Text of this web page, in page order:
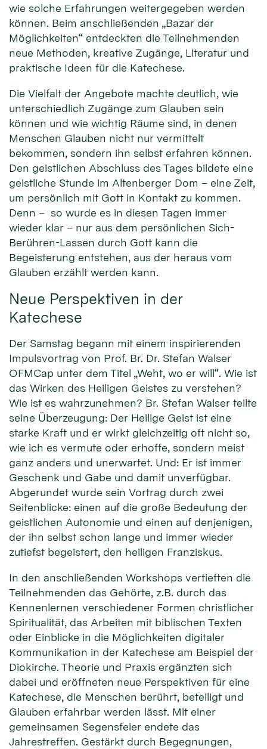
wie solche Erfahrungen weitergegeben werden
können. Beim anschließenden „Bazar der
Möglichkeiten“ entdeckten die Teilnehmenden
neue Methoden, kreative Zugänge, Literatur und
praktische Ideen für die Katechese.
Die Vielfalt der Angebote machte deutlich, wie
unterschiedlich Zugänge zum Glauben sein
können und wie wichtig Räume sind, in denen
Menschen Glauben nicht nur vermittelt
bekommen, sondern ihn selbst erfahren können.
Den geistlichen Abschluss des Tages bildete eine
geistliche Stunde im Altenberger Dom – eine Zeit,
um persönlich mit Gott in Kontakt zu kommen.
Denn – so wurde es in diesen Tagen immer
wieder klar – nur aus dem persönlichen Sich-
Berühren-Lassen durch Gott kann die
Begeisterung entstehen, aus der heraus vom
Glauben erzählt werden kann.
Neue Perspektiven in der
Katechese
Der Samstag begann mit einem inspirierenden
Impulsvortrag von Prof. Br. Dr. Stefan Walser
OFMCap unter dem Titel „Weht, wo er will“. Wie ist
das Wirken des Heiligen Geistes zu verstehen?
Wie ist es wahrzunehmen? Br. Stefan Walser teilte
seine Überzeugung: Der Heilige Geist ist eine
starke Kraft und er wirkt gleichzeitig oft nicht so,
wie ich es vermute oder erhoffe, sondern meist
ganz anders und unerwartet. Und: Er ist immer
Geschenk und Gabe und damit unverfügbar.
Abgerundet wurde sein Vortrag durch zwei
Seitenblicke: einen auf die große Bedeutung der
geistlichen Autonomie und einen auf denjenigen,
der ihn selbst schon lange und immer wieder
zutiefst begeistert, den heiligen Franziskus.
In den anschließenden Workshops vertieften die
Teilnehmenden das Gehörte, z.B. durch das
Kennenlernen verschiedener Formen christlicher
Spiritualität, das Arbeiten mit biblischen Texten
oder Einblicke in die Möglichkeiten digitaler
Kommunikation in der Katechese am Beispiel der
Diokirche. Theorie und Praxis ergänzten sich
dabei und eröffneten neue Perspektiven für eine
Katechese, die Menschen berührt, beteiligt und
Glauben erfahrbar werden lässt. Mit einer
gemeinsamen Segensfeier endete das
Jahrestreffen. Gestärkt durch Begegnungen,